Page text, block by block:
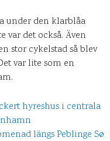
under den klarblåa
var det också. Även
stor cykelstad så blev
var lite som en